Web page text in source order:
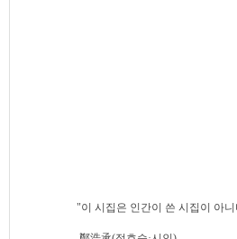
"이 시집은 인간이 쓴 시집이 아